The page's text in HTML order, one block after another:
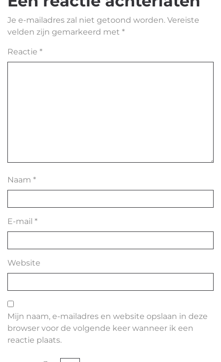
Je e-mailadres zal niet getoond worden. Vereiste
velden zijn gemarkeerd met *
Reactie *
Naam *
E-mail *
Website
Mijn naam, e-mailadres en website opslaan in deze
browser voor de volgende keer wanneer ik een
reactie plaats.